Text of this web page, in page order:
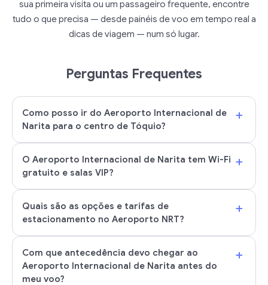
sua primeira visita ou um passageiro frequente, encontre
tudo o que precisa — desde painéis de voo em tempo real a
dicas de viagem — num só lugar.
Perguntas Frequentes
Como posso ir do Aeroporto Internacional de
Narita para o centro de Tóquio?
+
O Aeroporto Internacional de Narita tem Wi-Fi
gratuito e salas VIP?
+
Quais são as opções e tarifas de
estacionamento no Aeroporto NRT?
+
Com que antecedência devo chegar ao
Aeroporto Internacional de Narita antes do
meu voo?
+